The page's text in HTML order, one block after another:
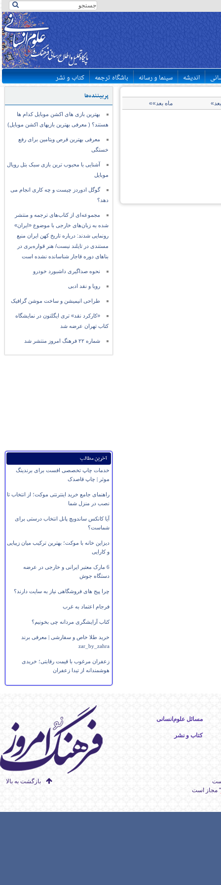
اندیشه سینما و رسانه باشگاه ترجمه کتاب و نشر
پربیننده‌ها
بهترین بازی های اکشن موبایل کدام ها
هستند؟ ( معرفی بهترین بازیهای اکشن موبایل)
معرفی بهترین قرص ویتامین برای رفع
خستگی
آشنایی با محبوب ترین بازی سبک بتل رویال
موبایل
گوگل ادوردز چیست و چه کاری انجام می
دهد؟
مجموعه‌ای از کتاب‌های ترجمه و منتشر
شده به زبان‌های خارجی با موضوع «ایران»
رونمایی شدند: درباره تاریخ کهن ایران منبع
مستندی در تایلند نیست/ هنر قواره‌بری در
بناهای دوره قاجار شناسانده نشده است
نحوه صداگیری داشبورد خودرو
رویا و نقد ادبی
طراحی انیمیشن و ساخت موشن گرافیک
«کارکرد نقد» تری ایگلتون در نمایشگاه
کتاب تهران عرضه شد
شماره ۲۲ فرهنگ امروز منتشر شد
آخرین مطالب
خدمات چاپ تخصصی افست برای برندینگ
موثر | چاپ قاصدک
راهنمای جامع خرید اینترنتی موکت؛ از انتخاب تا
نصب در منزل شما
آیا کانکس ساندویچ پانل انتخاب درستی برای
شماست؟
دیزاین خانه با موکت؛ بهترین ترکیب میان زیبایی
و کارایی
6 مارک معتبر ایرانی و خارجی در عرضه
دستگاه جوش
چرا پیج های فروشگاهی نیاز به سایت دارند؟
فرجام اعتماد به غرب
کتاب آرایشگری مردانه چی بخونیم؟
خرید طلا خاص و سفارشی | معرفی برند
zar_by_zahra
زعفران مرغوب با قیمت رقابتی؛ خریدی
هوشمندانه از تیدا زعفران
ماه بعد»»
مسائل علوم‌انسانی
کتاب و نشر
بازگشت به بالا
" مجاز است